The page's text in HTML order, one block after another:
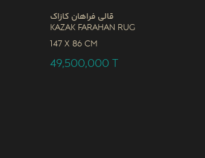
قالی فراهان کازاک
Kazak Farahan Rug
147 x 86 CM
49,500,000 T